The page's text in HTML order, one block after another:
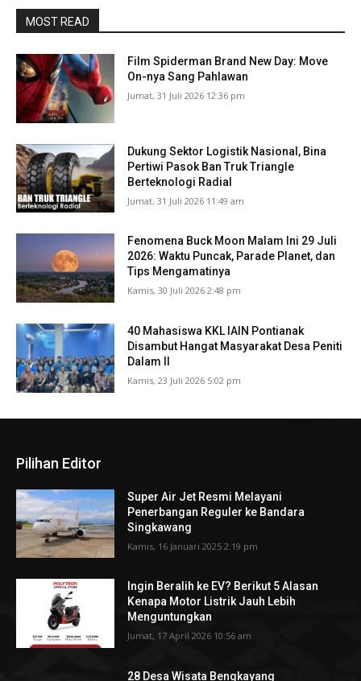
MOST READ
Film Spiderman Brand New Day: Move
On-nya Sang Pahlawan
Jumat, 31 Juli 2026 12:36 pm
Dukung Sektor Logistik Nasional, Bina
Pertiwi Pasok Ban Truk Triangle
Berteknologi Radial
Jumat, 31 Juli 2026 11:49 am
Fenomena Buck Moon Malam Ini 29 Juli
2026: Waktu Puncak, Parade Planet, dan
Tips Mengamatinya
Kamis, 30 Juli 2026 2:48 pm
40 Mahasiswa KKL IAIN Pontianak
Disambut Hangat Masyarakat Desa Peniti
Dalam II
Kamis, 23 Juli 2026 5:02 pm
Pilihan Editor
Super Air Jet Resmi Melayani
Penerbangan Reguler ke Bandara
Singkawang
Kamis, 16 Januari 2025 2:19 pm
Ingin Beralih ke EV? Berikut 5 Alasan
Kenapa Motor Listrik Jauh Lebih
Menguntungkan
Jumat, 17 April 2026 10:56 am
28 Desa Wisata Bengkayang